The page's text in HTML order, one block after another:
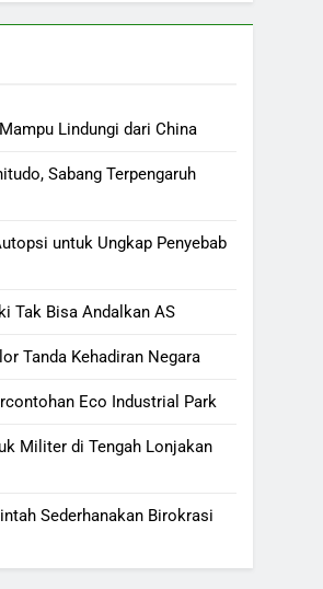
Lindungi dari China
Sabang Terpengaruh
untuk Ungkap Penyebab
Tak Bisa Andalkan AS
Tanda Kehadiran Negara
Eco Industrial Park
Militer di Tengah Lonjakan
Sederhanakan Birokrasi